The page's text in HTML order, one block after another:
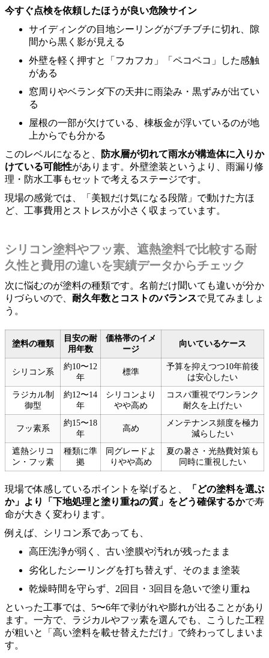
今すぐ点検を依頼したほうが良い危険サイン
サイディングの目地シーリングがブチブチに切れ、隙
間から黒く影が見える
外壁を軽く押すと「フカフカ」「ペコペコ」した感触
がある
窓周りやベランダ下の天井に雨染み・黒ずみが出てい
る
屋根の一部が欠けている、棟板金が浮いているのが地
上からでも分かる
このレベルになると、
防水層が切れて雨水が構造体に入りか
けている可能性があります。外壁塗装というより、雨漏り修
理・防水工事もセットで考えるステージです。
現場の感覚では、「美観だけ気になる段階」で動けた方ほ
ど、工事費用とストレスが小さく収まっています。
シリコン塗料やフッ素、遮熱塗料で比較する耐
久性と費用の違いを実績データからチェック
次に悩むのが塗料の種類です。名前だけ聞いても違いが分か
りづらいので、 耐久年数とコストのバランスで見てみましょ
う。
塗料の種類
目安の耐
用年数
価格帯のイメ
ージ
向いているケース
シリコン系
約10〜12
年
標準
予算を抑えつつ10年前後
は安心したい
ラジカル制
御型
約12〜14
年
シリコンより
やや高め
コスパ重視でワンランク
耐久を上げたい
フッ素系
約15〜18
年
高め
メンテナンス頻度を極力
減らしたい
遮熱シリコ
ン・フッ素
種類に準
拠
同グレードよ
りやや高め
夏の暑さ・光熱費対策も
同時に重視したい
現場で体感しているポイントを挙げると、
「どの塗料を選ぶ
か」より「下地処理と塗り重ねの質」をどう確保するかで寿
命が大きく変わります。
例えば、シリコン系であっても、
高圧洗浄が弱く、古い塗膜や汚れが残ったまま
劣化したシーリングを打ち替えず、そのまま塗装
乾燥時間を守らず、2回目・3回目を急いで塗り重ね
といった工事では、5〜6年で剥がれや膨れが出ることがあり
ます。一方で、ラジカルやフッ素を選んでも、こうした工程
が粗いと「高い塗料を載せ替えただけ」で終わってしまいま
す。